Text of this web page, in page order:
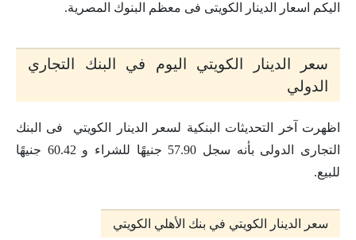
اليكم اسعار الدينار الكويتى فى معظم البنوك المصرية.
سعر الدينار الكويتي اليوم في البنك التجاري
الدولي
اظهرت آخر التحديثات البنكية لسعر الدينار الكويتي فى البنك
التجارى الدولى بأنه سجل 57.90 جنيهًا للشراء و 60.42 جنيهًا
للبيع.
سعر الدينار الكويتي في بنك الأهلي الكويتي